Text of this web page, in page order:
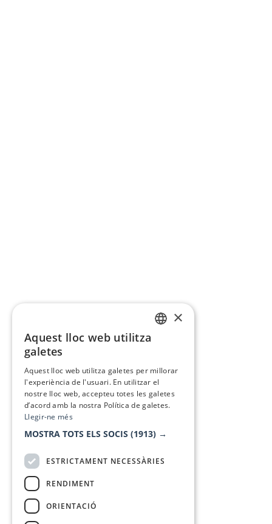
×
Aquest lloc web utilitza
galetes
Aquest lloc web utilitza galetes per millorar
l'experiència de l'usuari. En utilitzar el
nostre lloc web, accepteu totes les galetes
d’acord amb la nostra Política de galetes.
Llegir-ne més
MOSTRA TOTS ELS SOCIS (1913) →
ESTRICTAMENT NECESSÀRIES
RENDIMENT
ORIENTACIÓ